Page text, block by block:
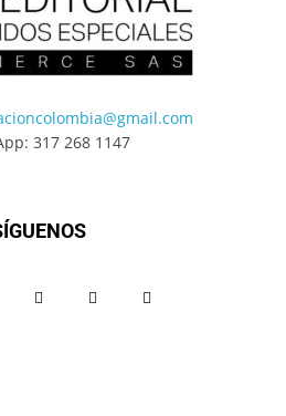
317 268 1147